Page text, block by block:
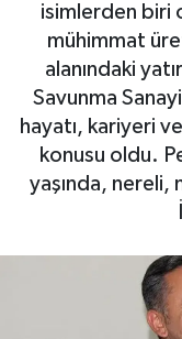
isimlerden biri
mühimmat
alanındaki
Savunma
hayatı, kariyeri
konusu oldu.
yaşında, nereli,
Sağlık
Siyaset
Spor